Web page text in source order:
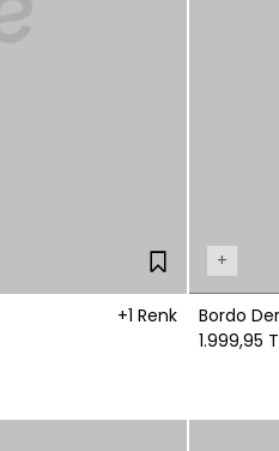
+1 Renk
+
Bordo
1.999,95